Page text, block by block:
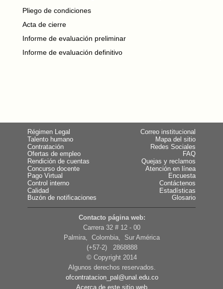
Pliego de condiciones
Acta de cierre
Informe de evaluación preliminar
Informe de evaluación definitivo
Régimen Legal
Talento humano
Contratación
Ofertas de empleo
Rendición de cuentas
Concurso docente
Pago Virtual
Control interno
Calidad
Buzón de notificaciones
Correo institucional
Mapa del sitio
Redes Sociales
FAQ
Quejas y reclamos
Atención en línea
Encuesta
Contáctenos
Estadísticas
Glosario
Contacto página web:
Carrera 32 # 12 - 00
Palmira, Colombia, Sur América
(+57-2) 2868888
© Copyright 2014
Algunos derechos reservados.
ofcontratacion_pal@unal.edu.co